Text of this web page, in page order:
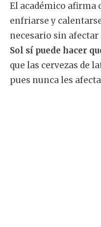
El académico afirma
enfriarse y
necesario sin afectar
Sol sí puede hacer
que las cervezas de
pues nunca les